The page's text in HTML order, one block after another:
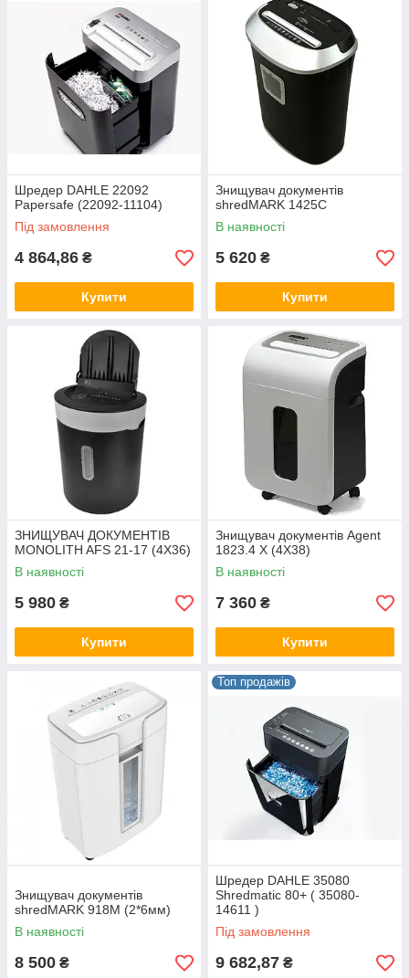
Шредер DAHLE 22092
Papersafe (22092-11104)
Під замовлення
4 864,86 ₴
Купити
Знищувач документів
shredMARK 1425С
В наявності
5 620 ₴
Купити
ЗНИЩУВАЧ ДОКУМЕНТІВ
MONOLITH AFS 21-17 (4X36)
В наявності
5 980 ₴
Купити
Знищувач документів Agent
1823.4 X (4Х38)
В наявності
7 360 ₴
Купити
Знищувач документів
shredMARK 918M (2*6мм)
В наявності
8 500 ₴
Топ продажів
Шредер DAHLE 35080
Shredmatic 80+ ( 35080-
14611 )
Під замовлення
9 682,87 ₴